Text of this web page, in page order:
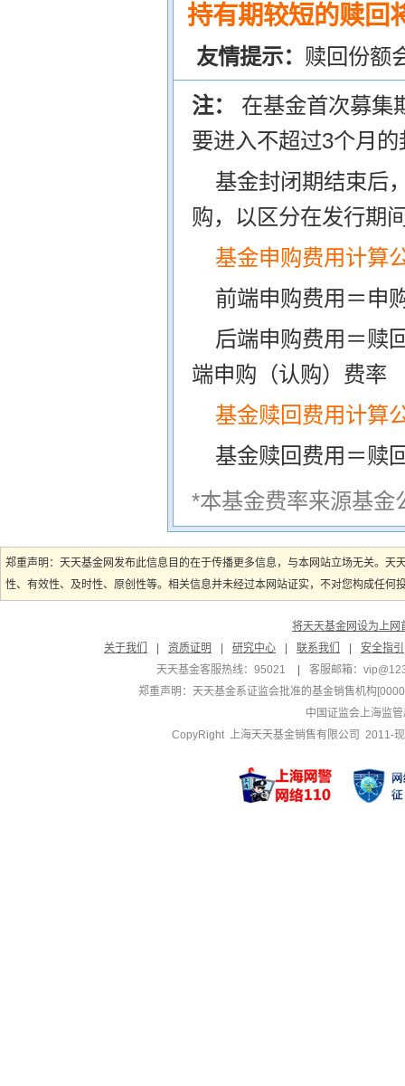
持有期较短的赎回
友情提示： 赎回份额
注： 在基金首次募集
要进入不超过3个月
基金封闭期结束后
购，以区分在发行期
基金申购费用计算
前端申购费用＝申
后端申购费用＝赎
端申购（认购）费率
基金赎回费用计算
基金赎回费用＝赎
*本基金费率来源基金
郑重声明：天天基金网发布此信息目的在于传播更多信息，与本网站立场无关。
性、有效性、及时性、原创性等。相关信息并未经过本网站证实，不对您构成任
将天天基金网设为上网
关于我们
资质证明 研究中心 联系我们
安全指引
天天基金客服热线：95021
客服邮箱：
郑重声明：天天基金系证监会批准的基金销售机构
中国证监会上海监
CopyRight 上海天天基金销售有限公司 2011-